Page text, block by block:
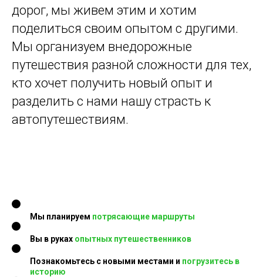
дорог, мы живем этим и хотим
поделиться своим опытом с другими.
Мы организуем внедорожные
путешествия разной сложности для тех,
кто хочет получить новый опыт и
разделить с нами нашу страсть к
автопутешествиям.
Мы планируем потрясающие маршруты
Вы в руках опытных путешественников
Познакомьтесь с новыми местами и погрузитесь в
историю